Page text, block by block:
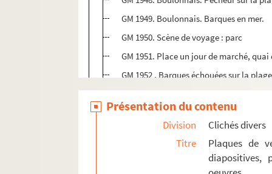
GM 1949. Boulonnais. Barques en mer.
GM 1950. Scène de voyage : parc
GM 1951. Place un jour de marché,
GM 1952 . Barques échouées sur la
GM 1953. Rue de village Boulonnais
GM 1954. Famille de marins installant
GM 1955. Scène de mer : Deux vues
GM 1956. Scène de campagne : Deux
GM 1957. Scène de campagne : Deux
Présentation du contenu
Division
Clichés divers
Titre
Plaques de
diapositives,